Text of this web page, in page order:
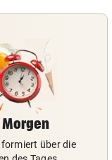
über die